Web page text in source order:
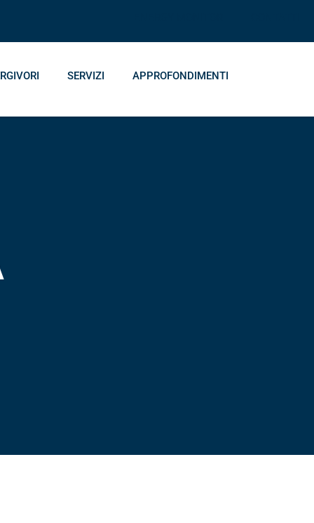
SERVIZI APPROFONDIMENTI